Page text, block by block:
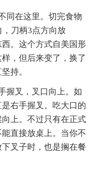
在这里。切完食物
刀柄3点方向放
。这个方式自美国形
，但后来变了，换了
持。
叉，叉口向上。如
右手握叉。吃大口的
上。不过只有在正式
直接放桌上。当你不
叉子时，也是搁在餐